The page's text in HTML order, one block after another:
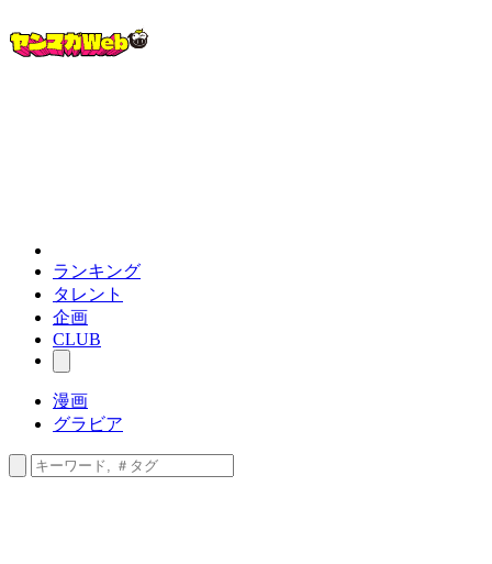
ランキング
タレント
企画
CLUB
漫画
グラビア